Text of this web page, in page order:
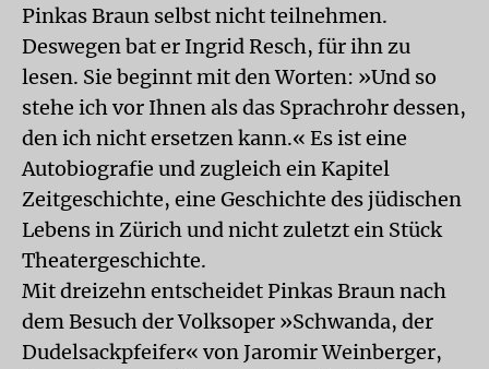
Pinkas Braun selbst nicht teilnehmen.
Deswegen bat er Ingrid Resch, für ihn zu
lesen. Sie beginnt mit den Worten: »Und so
stehe ich vor Ihnen als das Sprachrohr dessen,
den ich nicht ersetzen kann.« Es ist eine
Autobiografie und zugleich ein Kapitel
Zeitgeschichte, eine Geschichte des jüdischen
Lebens in Zürich und nicht zuletzt ein Stück
Theatergeschichte.
Mit dreizehn entscheidet Pinkas Braun nach
dem Besuch der Volksoper »Schwanda, der
Dudelsackpfeifer« von Jaromir Weinberger,